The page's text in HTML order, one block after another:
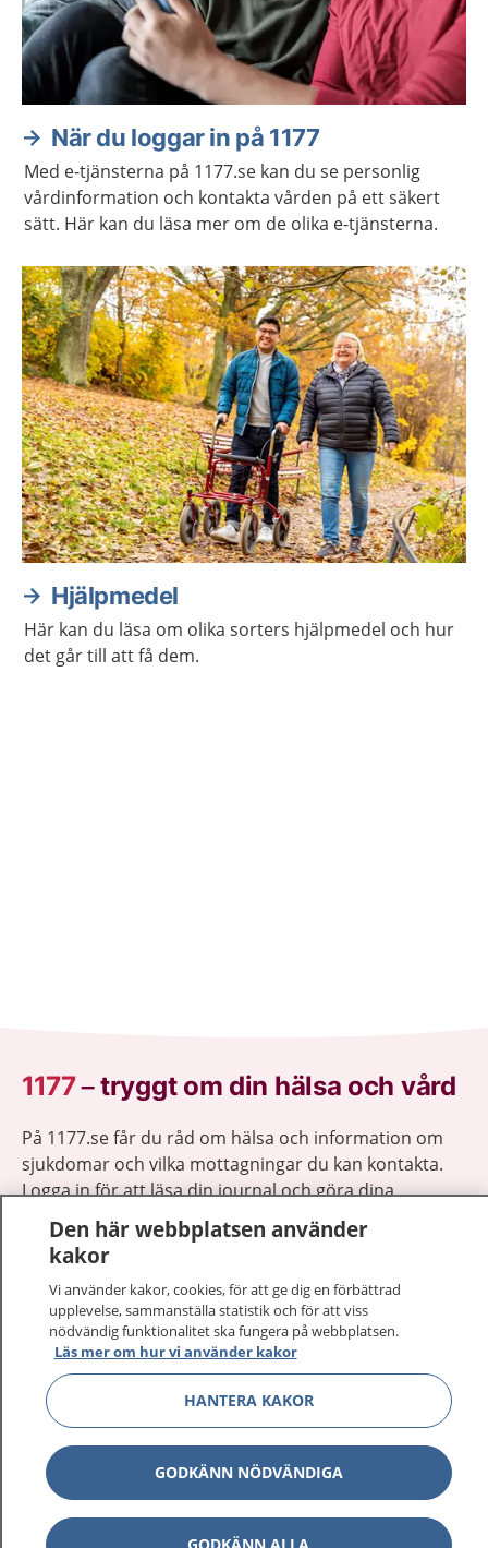
När du loggar in på 1177
Med e-tjänsterna på 1177.se kan du se personlig
vårdinformation och kontakta vården på ett säkert
sätt. Här kan du läsa mer om de olika e-tjänsterna.
Hjälpmedel
Här kan du läsa om olika sorters hjälpmedel och hur
det går till att få dem.
1177–tryggt om din hälsa och vård
På 1177.se får du råd om hälsa och information om
sjukdomar och vilka mottagningar du kan kontakta.
Logga in för att läsa din journal och göra dina
vårdärenden. Ring telefonnummer 1177 för
sjukvårdsrådgivning dygnet runt.
1177 ger dig råd när du vill må bättre.
1177 på flera språk Visa
Om 1177 Visa
Kontakt Visa
Den här webbplatsen använder
kakor
Vi använder kakor, cookies, för att ge dig en förbättrad
upplevelse, sammanställa statistik och för att viss
nödvändig funktionalitet ska fungera på webbplatsen.
Läs mer om hur vi använder kakor
HANTERA KAKOR
GODKÄNN NÖDVÄNDIGA